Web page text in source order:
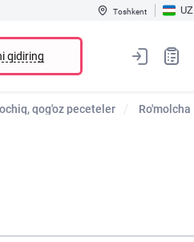
Toshkent UZ
qidiring
qog'oz peceteler Ro'molcha